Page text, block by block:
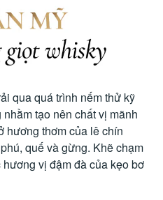
qua quá trình nếm thử kỹ
tạo nên chất vị mãnh
hương thơm của lê chín
quế và gừng. Khẽ chạm
vị đậm đà của kẹo bơ